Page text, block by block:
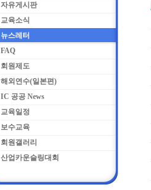
자유게시판
교육소식
뉴스레터
FAQ
회원제도
해외연수(일본편)
IC 공공 News
교육일정
보수교육
회원갤러리
산업카운슬링대회